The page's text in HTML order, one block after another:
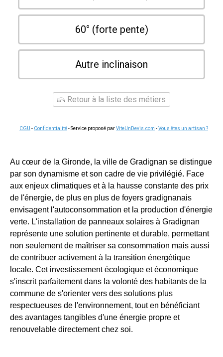
60° (forte pente)
Autre inclinaison
Retour à la liste des métiers
CGU - Confidentialité- Service proposé parViteUnDevis.com -Vous êtes un artisan ?
Au cœur de la Gironde, la ville de Gradignan se distingue
par son dynamisme et son cadre de vie privilégié. Face
aux enjeux climatiques et à la hausse constante des prix
de l'énergie, de plus en plus de foyers gradignanais
envisagent l'autoconsommation et la production d'énergie
verte. L'installation de panneaux solaires à Gradignan
représente une solution pertinente et durable, permettant
non seulement de maîtriser sa consommation mais aussi
de contribuer activement à la transition énergétique
locale. Cet investissement écologique et économique
s'inscrit parfaitement dans la volonté des habitants de la
commune de s'orienter vers des solutions plus
respectueuses de l'environnement, tout en bénéficiant
des avantages tangibles d'une énergie propre et
renouvelable directement chez soi.